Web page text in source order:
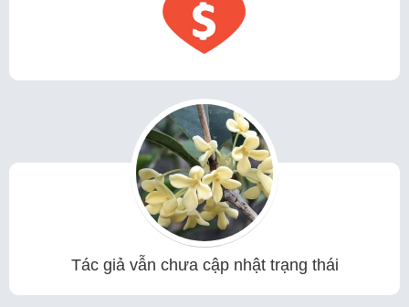
Tác giả vẫn chưa cập nhật trạng thái